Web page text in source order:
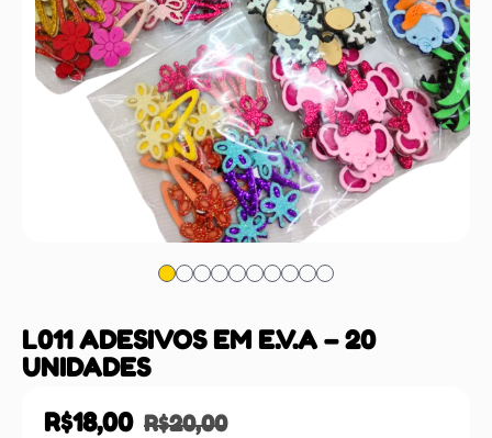
L011 ADESIVOS EM E.V.A – 20
UNIDADES
R$20,00
R$18,00